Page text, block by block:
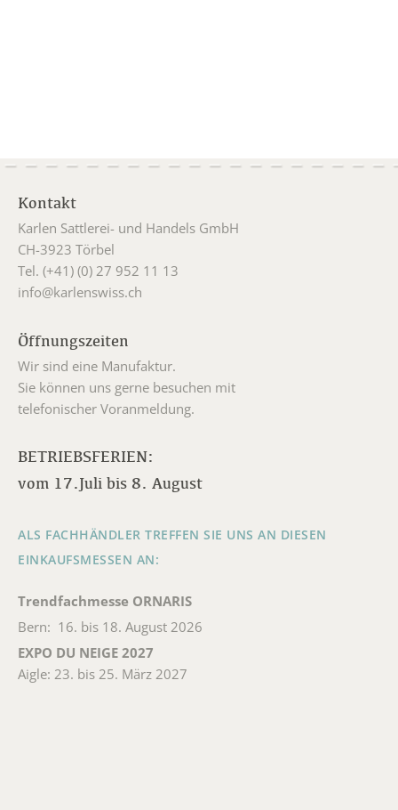
Kontakt
Karlen Sattlerei- und Handels GmbH
CH-3923 Törbel
Tel. (+41) (0) 27 952 11 13
info@karlenswiss.ch
Öffnungszeiten
Wir sind eine Manufaktur.
Sie können uns gerne besuchen mit
telefonischer Voranmeldung.
BETRIEBSFERIEN:
vom 17.Juli bis 8. August
ALS FACHHÄNDLER TREFFEN SIE UNS AN DIESEN
EINKAUFSMESSEN AN:
Trendfachmesse ORNARIS
Bern: 16. bis 18. August 2026
EXPO DU NEIGE 2027
Aigle: 23. bis 25. März 2027